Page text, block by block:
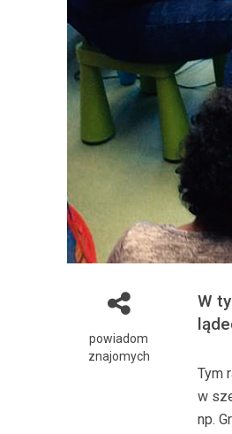
powiadom
znajomych
W
Tym
w
np.